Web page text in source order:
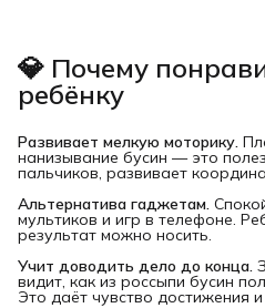
💎 Почему
ребёнку
Развивает мелкую моторику.
нанизывание бусин — это
пальчиков, развивает
Альтернатива гаджетам.
мультиков и игр в телефоне.
результат можно носить.
Учит доводить дело до конца.
видит, как из россыпи бусин
Это даёт чувство достижения